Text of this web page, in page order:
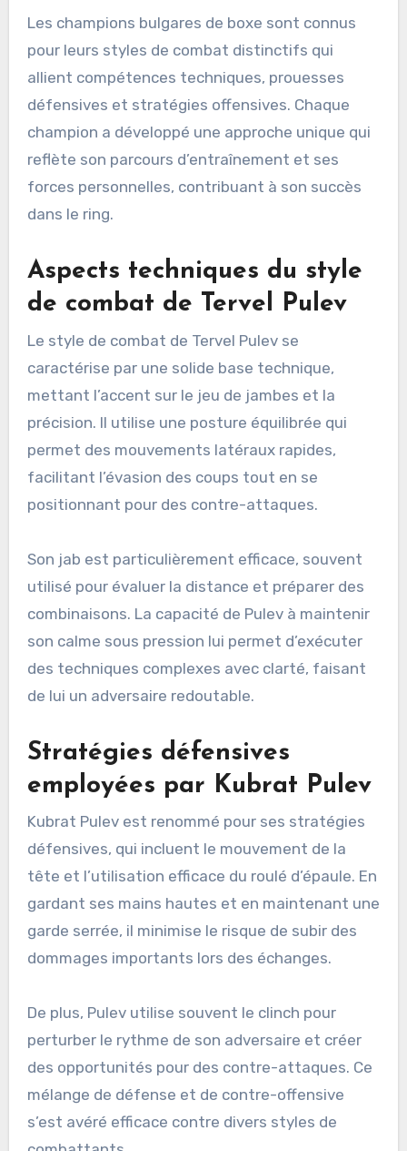
Les champions bulgares de boxe sont connus
pour leurs styles de combat distinctifs qui
allient compétences techniques, prouesses
défensives et stratégies offensives. Chaque
champion a développé une approche unique qui
reflète son parcours d’entraînement et ses
forces personnelles, contribuant à son succès
dans le ring.
Aspects techniques du style
de combat de Tervel Pulev
Le style de combat de Tervel Pulev se
caractérise par une solide base technique,
mettant l’accent sur le jeu de jambes et la
précision. Il utilise une posture équilibrée qui
permet des mouvements latéraux rapides,
facilitant l’évasion des coups tout en se
positionnant pour des contre-attaques.
Son jab est particulièrement efficace, souvent
utilisé pour évaluer la distance et préparer des
combinaisons. La capacité de Pulev à maintenir
son calme sous pression lui permet d’exécuter
des techniques complexes avec clarté, faisant
de lui un adversaire redoutable.
Stratégies défensives
employées par Kubrat Pulev
Kubrat Pulev est renommé pour ses stratégies
défensives, qui incluent le mouvement de la
tête et l’utilisation efficace du roulé d’épaule. En
gardant ses mains hautes et en maintenant une
garde serrée, il minimise le risque de subir des
dommages importants lors des échanges.
De plus, Pulev utilise souvent le clinch pour
perturber le rythme de son adversaire et créer
des opportunités pour des contre-attaques. Ce
mélange de défense et de contre-offensive
s’est avéré efficace contre divers styles de